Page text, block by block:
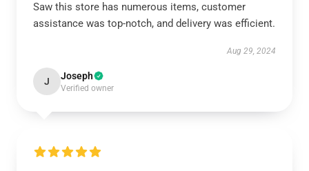
Saw this store has numerous items, customer
assistance was top-notch, and delivery was efficient.
Aug 29, 2024
J Joseph
Verified owner